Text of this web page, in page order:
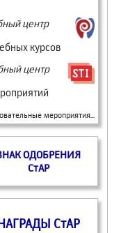
центр
курсов
центр
мероприятия...
ОДОБРЕНИЯ
СтАР
СтАР